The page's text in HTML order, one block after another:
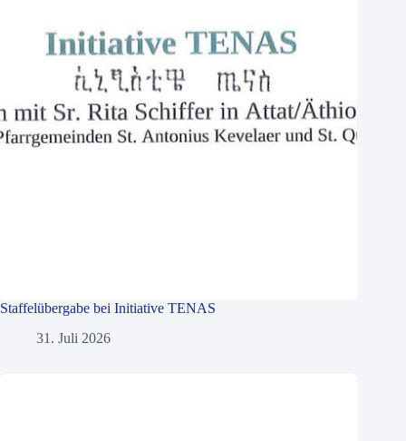
Staffelübergabe bei Initiative TENAS
31. Juli 2026